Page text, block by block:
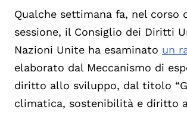
Qualche settimana fa, nel corso
sessione, il Consiglio dei Diritti
Nazioni Unite ha esaminato un
elaborato dal Meccanismo di
diritto allo sviluppo, dal titolo
climatica, sostenibilità e diritto